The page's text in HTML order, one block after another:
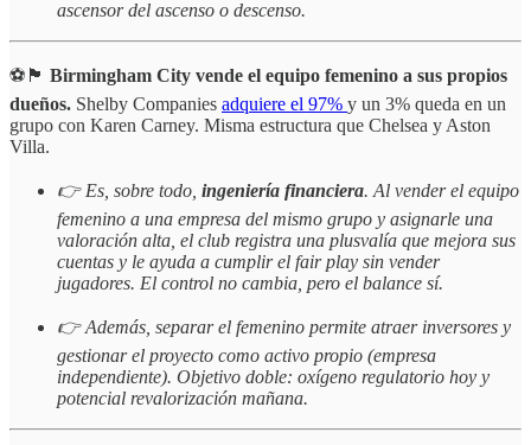
ascensor del ascenso o descenso.
⚽🏴 Birmingham City vende el equipo femenino a sus propios
dueños. Shelby Companies adquiere el 97% y un 3% queda en un
grupo con Karen Carney. Misma estructura que Chelsea y Aston
Villa.
👉 Es, sobre todo, ingeniería financiera. Al vender el equipo
femenino a una empresa del mismo grupo y asignarle una
valoración alta, el club registra una plusvalía que mejora sus
cuentas y le ayuda a cumplir el fair play sin vender
jugadores. El control no cambia, pero el balance sí.
👉 Además, separar el femenino permite atraer inversores y
gestionar el proyecto como activo propio (empresa
independiente). Objetivo doble: oxígeno regulatorio hoy y
potencial revalorización mañana.